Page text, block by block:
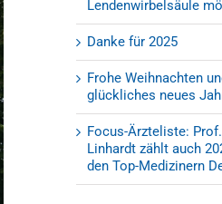
Lendenwirbelsäule
Danke für 2025
Frohe Weihnachten
glückliches neues
Focus-Ärzteliste:
Linhardt zählt auch
den Top-Medizinern